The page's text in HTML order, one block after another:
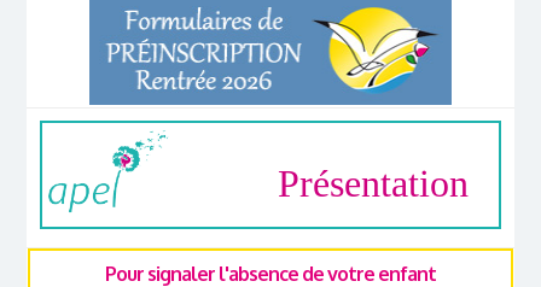
Présentation
Pour signaler l'absence de votre enfant